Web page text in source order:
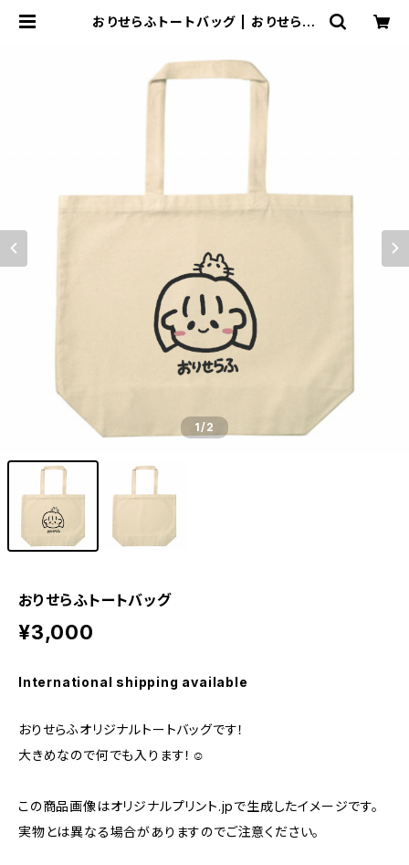
おりせらふトートバッグ | おりせらふ
1/2
おりせらふトートバッグ
¥3,000
International shipping available
おりせらふオリジナルトートバッグです！
大きめなので何でも入ります！☺️
この商品画像はオリジナルプリント.jpで生成したイメージです。
実物とは異なる場合がありますのでご注意ください。